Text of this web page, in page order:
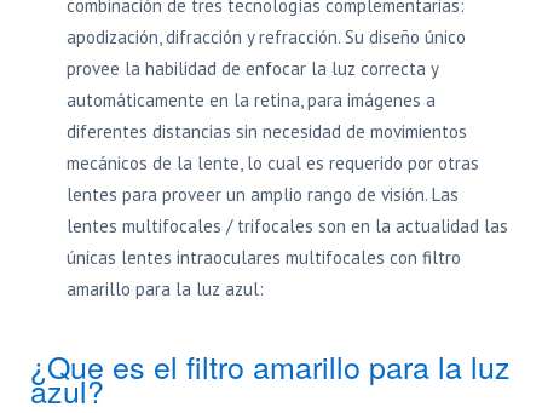
combinación de tres tecnologías complementarias:
apodización, difracción y refracción. Su diseño único
provee la habilidad de enfocar la luz correcta y
automáticamente en la retina, para imágenes a
diferentes distancias sin necesidad de movimientos
mecánicos de la lente, lo cual es requerido por otras
lentes para proveer un amplio rango de visión. Las
lentes multifocales / trifocales son en la actualidad las
únicas lentes intraoculares multifocales con filtro
amarillo para la luz azul:
¿Que es el filtro amarillo para la luz
azul?